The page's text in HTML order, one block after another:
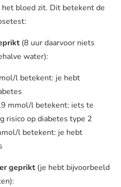
bloed zit. Dit betekent de
(8 uur daarvoor niets
water):
l betekent: je hebt
mmol/l betekent: iets te
risico op diabetes type 2
l betekent: je hebt
geprikt(je hebt bijvoorbeeld